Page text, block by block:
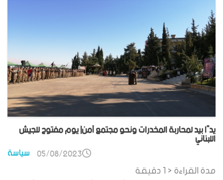
يدًا بيد لمحاربة المخدرات ونحو مجتمع آمن| يوم مفتوح للجيش
اللبناني
سياسة 05/08/2023
مدة القراءة < 1
دقيقة